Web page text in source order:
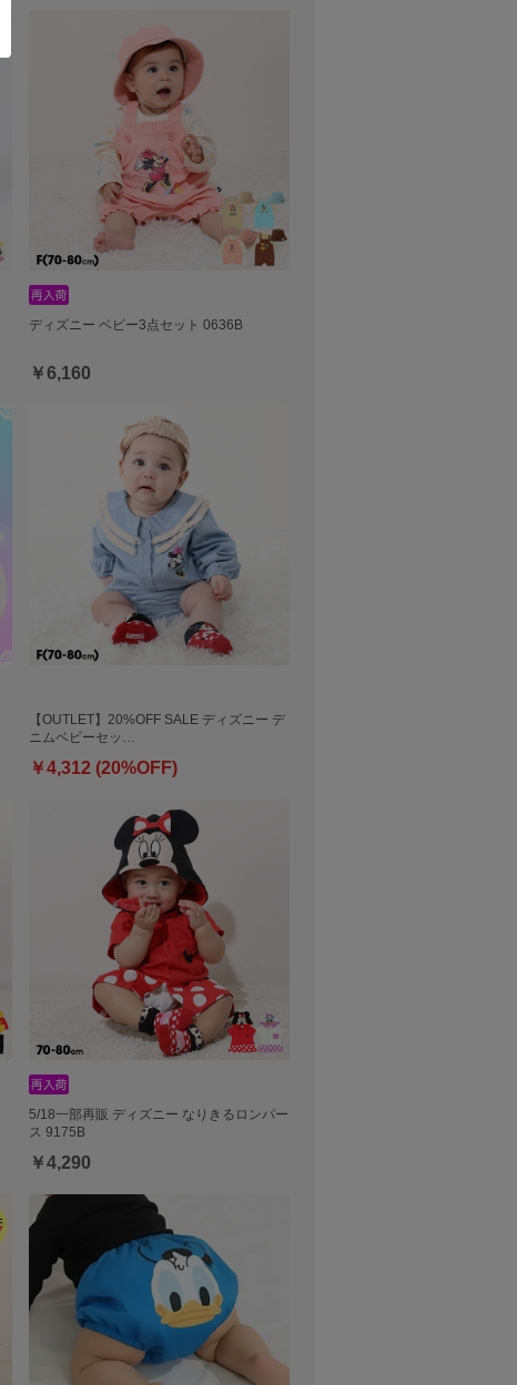
ディズニー ベビー3点セット 0636B
￥6,160
【OUTLET】20%OFF SALE ディズニー デ
ニムベビーセッ…
￥4,312 (20%OFF)
5/18一部再販 ディズニー なりきるロンパー
ス 9175B
￥4,290